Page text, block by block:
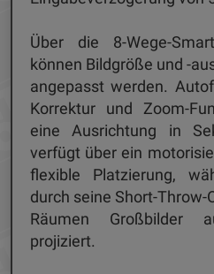
Über die 8-Wege-
können Bildgröße und -
angepasst werden.
Korrektur und Zoom-
eine Ausrichtung in
verfügt über ein
flexible Platzierung,
durch seine Short-Throw-
Räumen Großbilder
projiziert.